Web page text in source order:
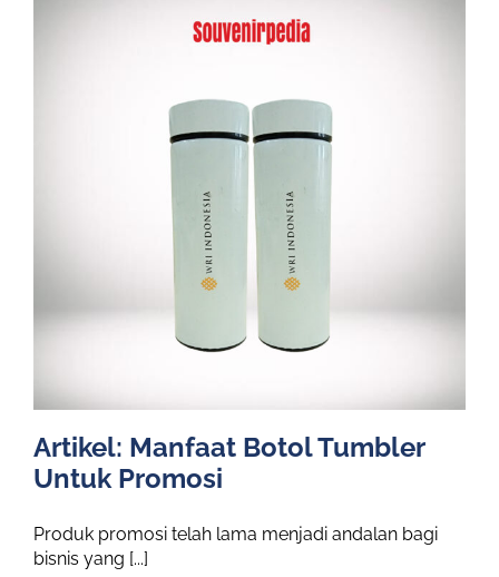
Artikel: Manfaat Botol Tumbler
Untuk Promosi
Produk promosi telah lama menjadi andalan bagi
bisnis yang [...]